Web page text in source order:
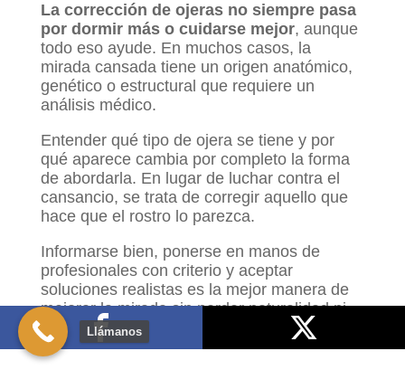
La corrección de ojeras no siempre pasa
por dormir más o cuidarse mejor, aunque
todo eso ayude. En muchos casos, la
mirada cansada tiene un origen anatómico,
genético o estructural que requiere un
análisis médico.
Entender qué tipo de ojera se tiene y por
qué aparece cambia por completo la forma
de abordarla. En lugar de luchar contra el
cansancio, se trata de corregir aquello que
hace que el rostro lo parezca.
Informarse bien, ponerse en manos de
profesionales con criterio y aceptar
soluciones realistas es la mejor manera de
mejorar la mirada sin perder naturalidad ni
expresión.Llámanos